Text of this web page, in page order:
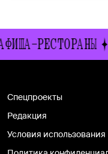
Спецпроекты
Редакция
Условия использования